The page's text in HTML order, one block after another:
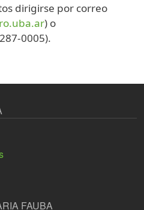
dirigirse por correo
) o
0005).
FAUBA